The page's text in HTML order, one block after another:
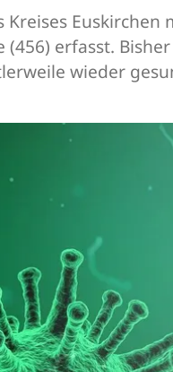
Kreises
(456) erfasst.
wieder